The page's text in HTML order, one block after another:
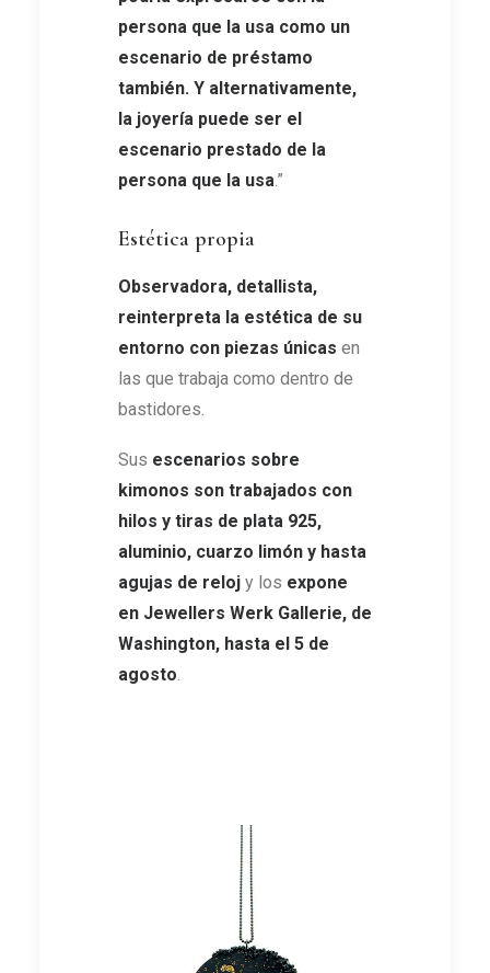
persona que la usa como un
escenario de préstamo
también. Y alternativamente,
la joyería puede ser el
escenario prestado de la
persona que la usa.”
Estética propia
Observadora, detallista,
reinterpreta la estética de su
entorno con piezas únicas en
las que trabaja como dentro de
bastidores.
Sus escenarios sobre
kimonos son trabajados con
hilos y tiras de plata 925,
aluminio, cuarzo limón y hasta
agujas de reloj y los expone
en Jewellers Werk Gallerie, de
Washington, hasta el 5 de
agosto.